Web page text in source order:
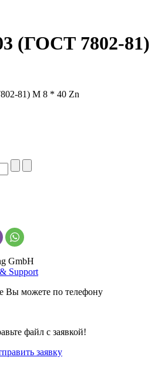
(ГОСТ 7802-81)
GmbH
Support
Вы можете по телефону
файл с заявкой!
заявку